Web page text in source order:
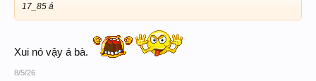
17_85 á
Xui nó vậy á bà.
8/5/26